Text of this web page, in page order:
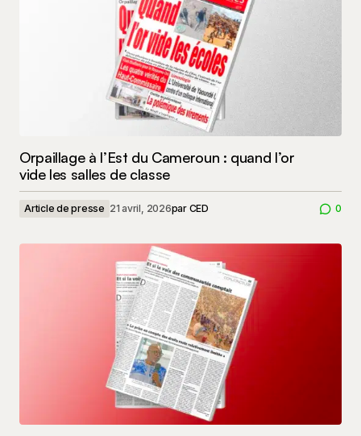
Orpaillage à l’Est du Cameroun : quand l’or
vide les salles de classe
Article de presse 21 avril, 2026par CED 0